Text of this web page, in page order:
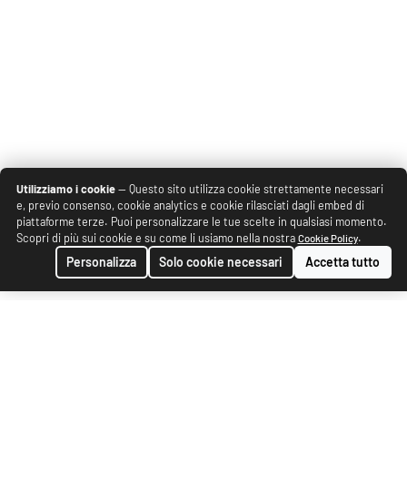
Utilizziamo i cookie— Questo sito utilizza cookie strettamente necessari
e, previo consenso, cookie analytics e cookie rilasciati dagli embed di
piattaforme terze. Puoi personalizzare le tue scelte in qualsiasi momento.
Scopri di più sui cookie e su come li usiamo nella nostra Cookie Policy.
Personalizza Solo cookie necessari Accetta tutto